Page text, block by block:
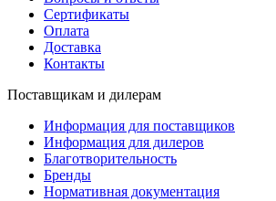
Сертификаты
Оплата
Доставка
Контакты
Поставщикам и дилерам
Информация для поставщиков
Информация для дилеров
Благотворительность
Бренды
Нормативная документация